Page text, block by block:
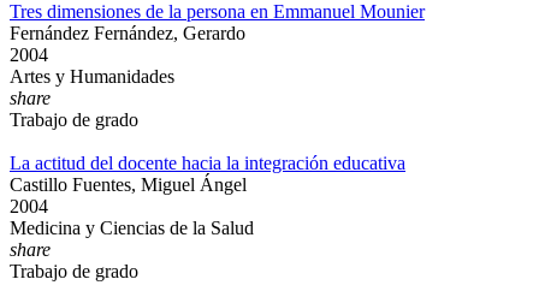
Tres dimensiones de la persona en Emmanuel Mounier
Fernández Fernández, Gerardo
2004
Artes y Humanidades
share
Trabajo de grado
La actitud del docente hacia la integración educativa
Castillo Fuentes, Miguel Ángel
2004
Medicina y Ciencias de la Salud
share
Trabajo de grado